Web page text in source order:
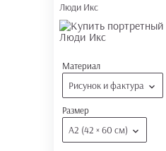
Люди Икс
Материал
Рисунок и фактура
Размер
А2 (42 × 60 см)